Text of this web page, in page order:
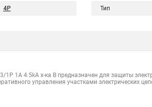
4P Тип
1A 4.5kA х-ка B предназначен для защиты
управления участками электрических